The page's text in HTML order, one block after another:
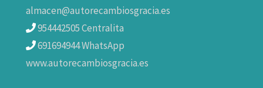
almacen@autorecambiosgracia.es
954442505 Centralita
691694944 WhatsApp
www.autorecambiosgracia.es